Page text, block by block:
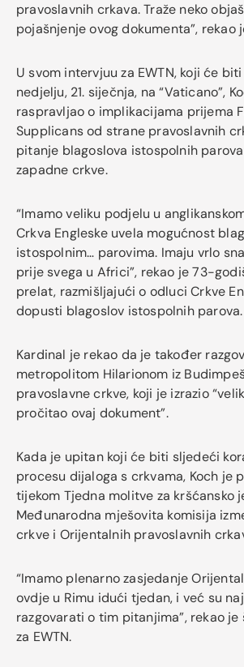
pravoslavnih crkava. Traže neko
pojašnjenje ovog dokumenta”, rekao
U svom intervjuu za EWTN, koji će
nedjelju, 21. siječnja, na “Vaticano”,
raspravljao o implikacijama prijema
Supplicans od strane pravoslavnih
pitanje blagoslova istospolnih
zapadne crkve.
“Imamo veliku podjelu u
Crkva Engleske uvela mogućnost
istospolnim… parovima. Imaju vrlo
prije svega u Africi”, rekao je 73-
prelat, razmišljajući o odluci Crkve
dopusti blagoslov istospolnih parova.
Kardinal je rekao da je također
metropolitom Hilarionom iz
pravoslavne crkve, koji je izrazio
pročitao ovaj dokument”.
Kada je upitan koji će biti sljedeći
procesu dijaloga s crkvama, Koch je
tijekom Tjedna molitve za kršćansko
Međunarodna mješovita komisija
crkve i Orijentalnih pravoslavnih
“Imamo plenarno zasjedanje
ovdje u Rimu idući tjedan, i već su
razgovarati o tim pitanjima”, rekao
za EWTN.